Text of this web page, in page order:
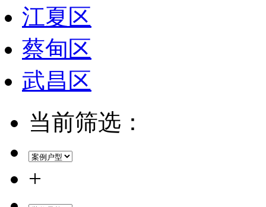
江夏区
蔡甸区
武昌区
当前筛选：
+